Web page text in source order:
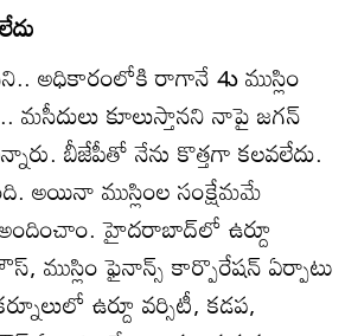
అధికారంలోకి రాగానే 4ు ముస్లిం
మసీదులు కూలుస్తానని నాపై జగన్‌
బీజేపీతో నేను కొత్తగా కలవలేదు.
అయినా ముస్లింల సంక్షేమమే
హైదరాబాద్‌లో ఉర్దూ
ముస్లిం ఫైనాన్స్‌ కార్పొరేషన్‌ ఏర్పాటు
ఉర్దూ వర్సిటీ, కడప,